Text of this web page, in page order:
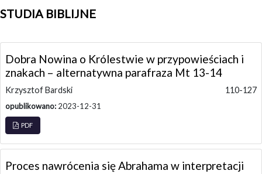
STUDIA BIBLIJNE
Dobra Nowina o Królestwie w przypowieściach i
znakach – alternatywna parafraza Mt 13-14
Krzysztof Bardski 110-127
opublikowano: 2023-12-31
PDF
Proces nawrócenia się Abrahama w interpretacji